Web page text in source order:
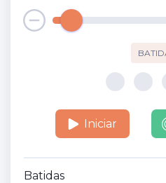
Iniciar
Batidas